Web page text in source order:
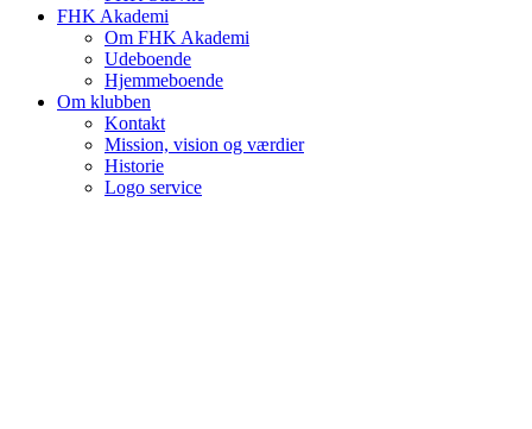
FHK Akademi
Om FHK Akademi
Udeboende
Hjemmeboende
Om klubben
Kontakt
Mission, vision og værdier
Historie
Logo service